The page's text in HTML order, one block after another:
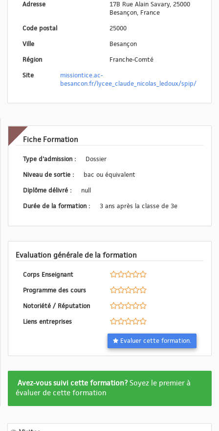
Adresse
17B Rue Alain Savary, 25000
Besançon, France
Code postal
25000
Ville
Besançon
Région
Franche-Comté
Site
missiontice.ac-
besancon.fr/lycee_claude_nicolas_ledoux/spip/
Fiche Formation
Type d'admission :
Dossier
Niveau de sortie :
bac ou équivalent
Diplôme délivré :
null
Durée de la formation :
3 ans après la classe de 3e
Evaluation générale de la formation
Corps Enseignant
Programme des cours
Notoriété / Réputation
Liens entreprises
Evaluer cette formation.
Formation
pas
Avez-vous suivi cette formation?Soyez le premier à
évaluer de cette formation